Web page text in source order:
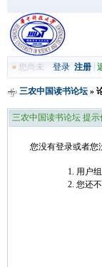
»您尚未 登录 注册|
三农中国读书论坛»
三农中国读书论坛 提示
您没有登录或者您
用户
您还